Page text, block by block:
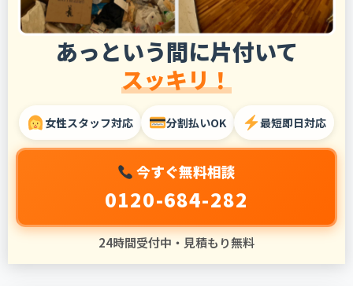
あっという間に片付いて
スッキリ！
女性スタッフ対応 分割払いOK 最短即日対応
今すぐ無料相談
0120-684-282
24時間受付中・見積もり無料